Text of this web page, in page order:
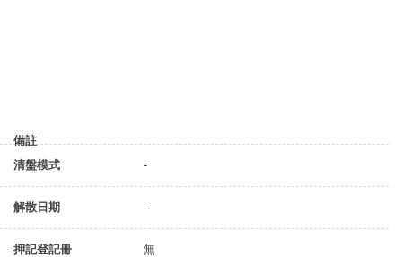
備註
清盤模式
-
解散日期 -
押記登記冊 無